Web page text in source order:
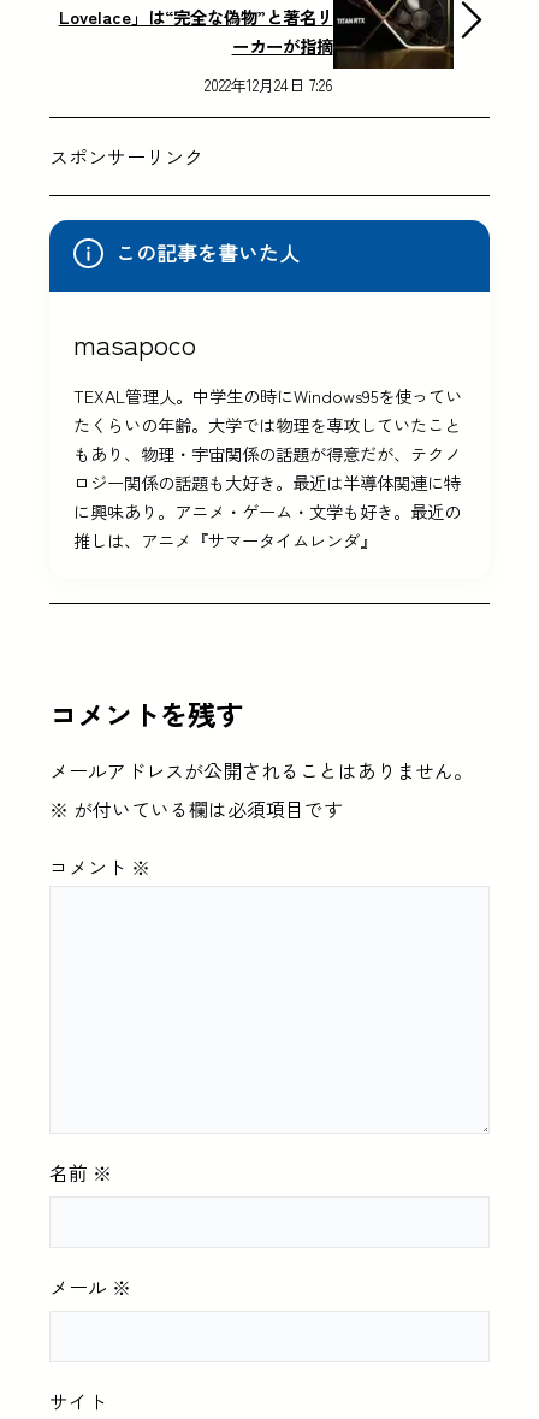
Lovelace」は“完全な偽物”と著名リ
ーカーが指摘
2022年12月24日 7:26
スポンサーリンク
この記事を書いた人
masapoco
TEXAL管理人。中学生の時にWindows95を使ってい
たくらいの年齢。大学では物理を専攻していたこと
もあり、物理・宇宙関係の話題が得意だが、テクノ
ロジー関係の話題も大好き。最近は半導体関連に特
に興味あり。アニメ・ゲーム・文学も好き。最近の
推しは、アニメ『サマータイムレンダ』
コメントを残す
メールアドレスが公開されることはありません。
※ が付いている欄は必須項目です
コメント ※
名前 ※
メール ※
サイト